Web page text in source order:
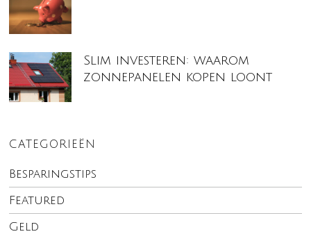
Slim investeren: waarom
zonnepanelen kopen loont
CATEGORIEËN
Besparingstips
Featured
Geld